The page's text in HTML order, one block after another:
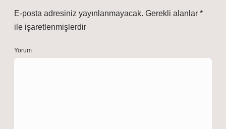
E-posta adresiniz yayınlanmayacak. Gerekli alanlar *
ile işaretlenmişlerdir
Yorum